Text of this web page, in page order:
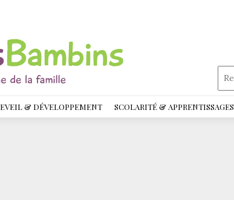
EVEIL & DÉVELOPPEMENT SCOLARITÉ & APPRENTISSAGES